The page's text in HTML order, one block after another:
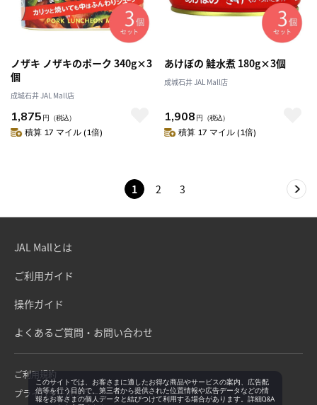
ノザキ ノザキのポーク 340g×3
個
成城石井 JAL Mall店
1,875 円 （税込）
積算 17 マイル (1倍)
あけぼの 鮭水煮 180g×3個
成城石井 JAL Mall店
1,908 円 （税込）
積算 17 マイル (1倍)
1 2 3
JAL Mallとは
ご利用ガイド
操作ガイド
よくあるご質問・お問い合わせ
ご利用規約
プライバシーポリシー
このサイトでは、お客さまに適したお得な商品やサービスの案内、広告配
信等を行う目的で、第三者から提供された位置情報や広告データなどの情
報をお客さまの個人データと結びつけて利用する場合があります。詳細Q&A